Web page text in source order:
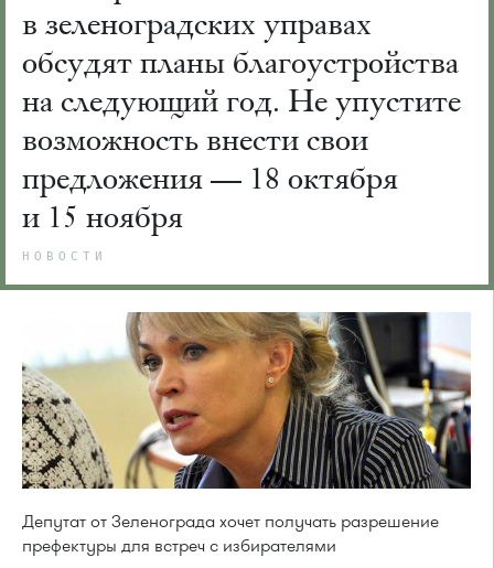
в зеленоградских управах
обсудят планы благоустройства
на следующий год. Не упустите
возможность внести свои
предложения — 18 октября
и 15 ноября
НОВОСТИ
Депутат от Зеленограда хочет получать разрешение
префектуры для встреч с избирателями